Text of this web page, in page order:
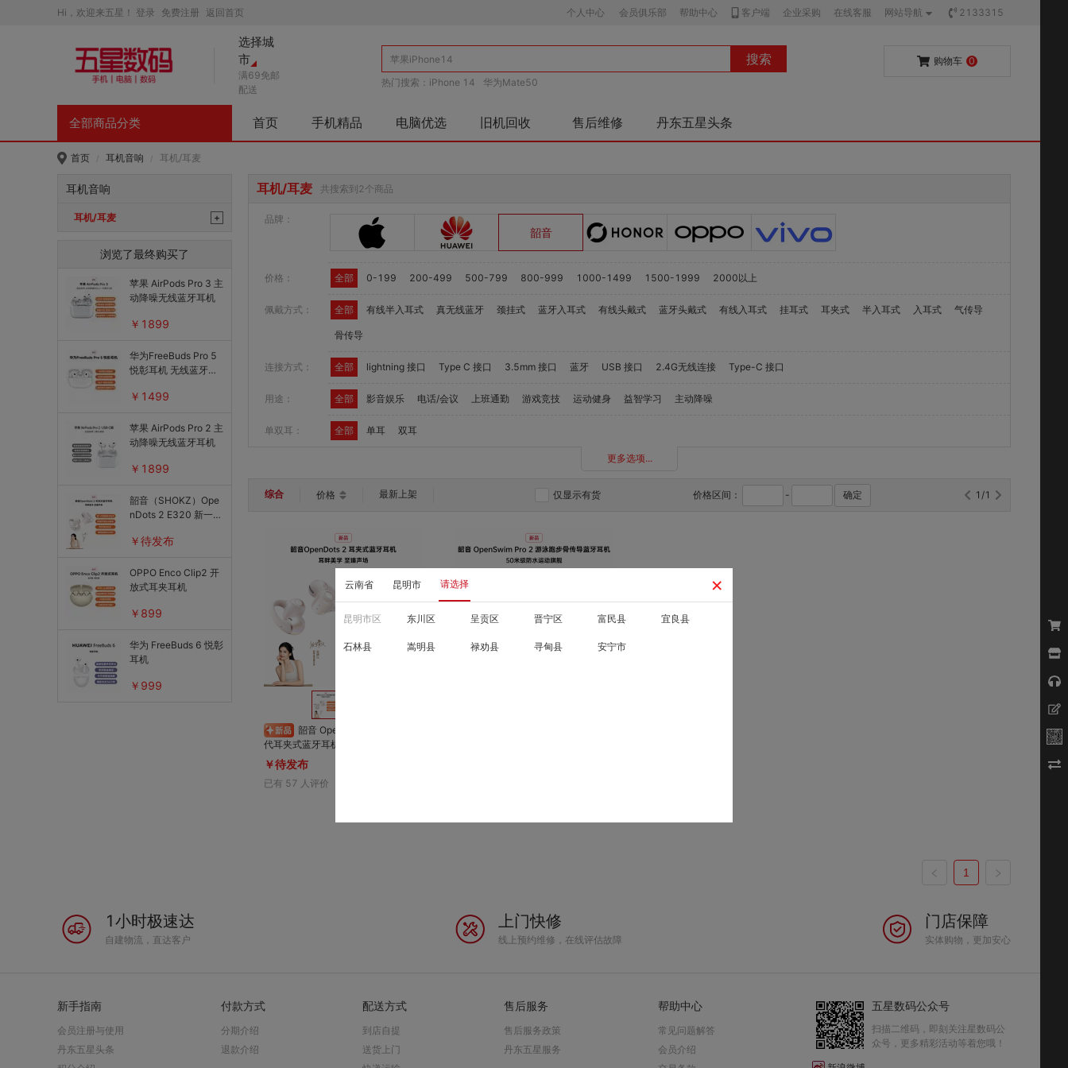
Hi，欢迎来五星！ 登录 免费注册 返回首页 个人中心 会员俱乐部 帮助中心 客户端 企业采购 在线客服 网站导航 2133315
选择城
市
×
云南省 昆明市 请选择
昆明市区 东川区 呈贡区 晋宁区 富民县 宜良县
石林县 嵩明县 禄劝县 寻甸县 安宁市
满69免邮
配送
搜索
热门搜索： iPhone 14 华为Mate50
购物车 0
全部商品分类 首页 手机精品 电脑优选 旧机回收 售后维修 丹东五星头条
首页 / 耳机音响 / 耳机/耳麦
耳机音响
耳机/耳麦 +
浏览了最终购买了
苹果 AirPods Pro 3 主
动降噪无线蓝牙耳机
￥1899
华为FreeBuds Pro 5
悦彰耳机 无线蓝牙降
￥1499
苹果 AirPods Pro 2 主
动降噪无线蓝牙耳机
￥1899
韶音（SHOKZ）Ope
nDots 2 E320 新一代
￥待发布
OPPO Enco Clip2 开
放式耳夹耳机
￥899
华为 FreeBuds 6 悦彰
耳机
￥999
耳机/耳麦 共搜索到2个商品
品牌：
韶音
价格： 全部 0-199 200-499 500-799 800-999 1000-1499 1500-1999 2000以上
佩戴方式： 全部 有线半入耳式 真无线蓝牙 颈挂式 蓝牙入耳式 有线头戴式 蓝牙头戴式 有线入耳式 挂耳式 耳夹式 半入耳式 入耳式 气传导
骨传导
连接方式： 全部 lightning 接口 Type C 接口 3.5mm 接口 蓝牙 USB 接口 2.4G无线连接 Type-C 接口
用途： 全部 影音娱乐 电话/会议 上班通勤 游戏竞技 运动健身 益智学习 主动降噪
单双耳： 全部 单耳 双耳
更多选项...
综合 价格 最新上架 仅显示有货 价格区间： - 确定 1/1
代耳夹式蓝牙耳机 白金缮 超回弹钛弧
+ 柔感硅胶，自适应稳固夹持，跑步
运动狂甩不掉；音质全面升级，搭载
杜比音效与新一代低频聚合技术；IP5
￥待发布
已有 57 人评价
1
1小时极速达
自建物流，直达客户
上门快修
线上预约维修，在线评估故障
门店保障
实体购物，更加安心
新手指南
会员注册与使用
丹东五星头条
付款方式
分期介绍
退款介绍
配送方式
到店自提
送货上门
售后服务
售后服务政策
丹东五星服务
帮助中心
常见问题解答
会员介绍
五星数码公众号
扫描二维码，即刻关注星数码公
众号，更多精彩活动等着您哦！